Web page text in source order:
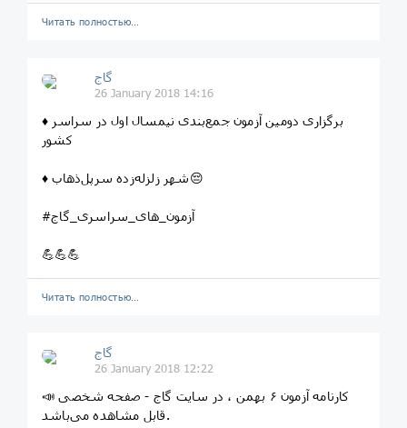
Читать полностью…
گاج
26 January 2018 14:16
♦️ برگزاری دومین آزمون جمع‌بندی نیمسال اول در سراسر
کشور
♦️ شهر زلزله‌زده سرپل‌ذهاب😔
#آزمون_های_سراسری_گاج
💪💪💪
Читать полностью…
گاج
26 January 2018 12:22
📣 کارنامه آزمون ۶ بهمن ، در سایت گاج - صفحه شخصی
قابل مشاهده می‌باشد.